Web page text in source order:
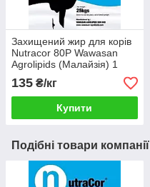
Захищений жир для корів
Nutracor 80P Wawasan
Agrolipids (Малайзія) 1
135 ₴/кг
Купити
Подібні товари компанії